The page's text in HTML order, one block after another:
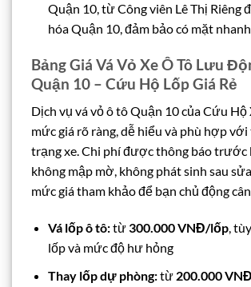
Quận 10, từ Công viên Lê Thị Riêng
hóa Quận 10, đảm bảo có mặt
Bảng Giá Vá Vỏ Xe Ô Tô Lưu
Quận 10 – Cứu Hộ Lốp Giá Rẻ
Dịch vụ vá vỏ ô tô Quận 10 của Cứu Hộ
mức giá rõ ràng, dễ hiểu và phù hợp
trạng xe. Chi phí được thông báo trước
không mập mờ, không phát sinh sau
mức giá tham khảo để bạn chủ động
Vá lốp ô tô:từ300.000 VNĐ/lốp,
lốp và mức độ hư hỏng
Thay lốp dự phòng:từ 200.000